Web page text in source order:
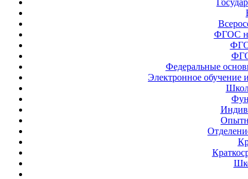
ФГОС
Федеральные
Электронное обучение